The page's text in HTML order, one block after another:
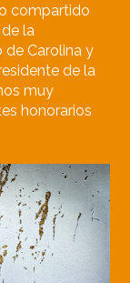
compartido
la
Carolina y
de la
muy
honorarios